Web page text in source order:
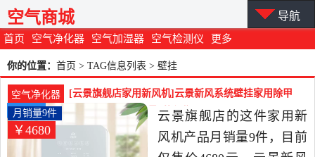
首页 空气净化器 空气加湿器 空气检测仪 更多
空气商城 导航
你的位置： 首页 > TAG信息列表 > 壁挂
空气净化器
[云景旗舰店家用新风机]云景新风系统壁挂家用除甲
醛雾霾无管道月销量9件仅售4680元
￥4680
月销量9件
云景旗舰店的这件家用新
风机产品月销量9件，目前